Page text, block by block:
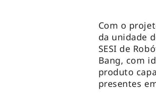
Com o
da unidade
SESI de
Bang, com
produto
presentes